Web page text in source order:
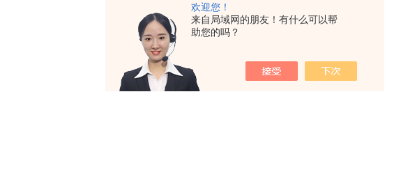
欢迎您！
来自局域网的朋友！有什么可以帮
助您的吗？